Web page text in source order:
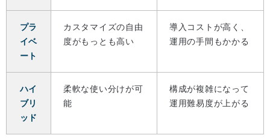
プラ
イベ
ート
カスタマイズの自由
度がもっとも高い
導入コストが高く、
運用の手間もかかる
ハイ
ブリ
ッド
柔軟な使い分けが可
能
構成が複雑になって
運用難易度が上がる